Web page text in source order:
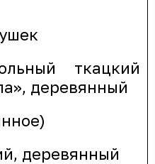
ткацкий
деревянный
деревянный